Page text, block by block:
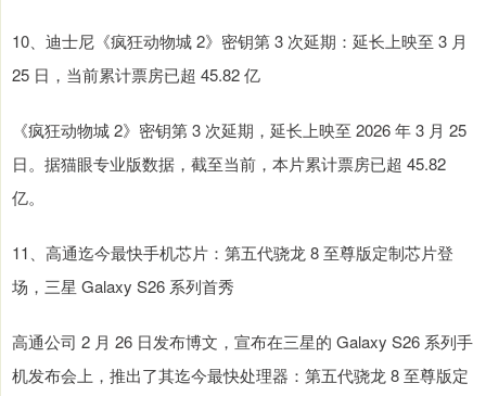
10、迪士尼《疯狂动物城 2》密钥第 3 次延期：延长上映至 3 月
25 日，当前累计票房已超 45.82 亿
《疯狂动物城 2》密钥第 3 次延期，延长上映至 2026 年 3 月 25
日。据猫眼专业版数据，截至当前，本片累计票房已超 45.82
亿。
11、高通迄今最快手机芯片：第五代骁龙 8 至尊版定制芯片登
场，三星 Galaxy S26 系列首秀
高通公司 2 月 26 日发布博文，宣布在三星的 Galaxy S26 系列手
机发布会上，推出了其迄今最快处理器：第五代骁龙 8 至尊版定